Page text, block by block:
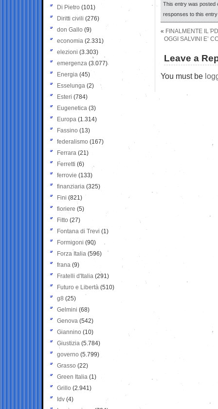
This entry was posted
responses to this
« FINALMENTE IL
OGGI SALVINI E’
Leave a
You must be
Di Pietro (101)
Diritti civili (276)
don Gallo (9)
economia (2.331)
elezioni (3.303)
emergenza (3.077)
Energia (45)
Esselunga (2)
Esteri (784)
Eugenetica (3)
Europa (1.314)
Fassino (13)
federalismo (167)
Ferrara (21)
Ferretti (6)
ferrovie (133)
finanziaria (325)
Fini (821)
fioriere (5)
Fitto (27)
Fontana di Trevi (1)
Formigoni (90)
Forza Italia (596)
frana (9)
Fratelli d'Italia (291)
Futuro e Libertà (510)
g8 (25)
Gelmini (68)
Genova (542)
Giannino (10)
Giustizia (5.784)
governo (5.799)
Grasso (22)
Green Italia (1)
Grillo (2.941)
Idv (4)